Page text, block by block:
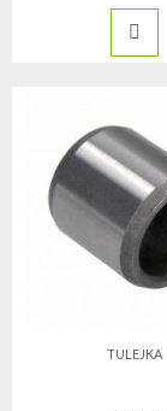
TULEJKA